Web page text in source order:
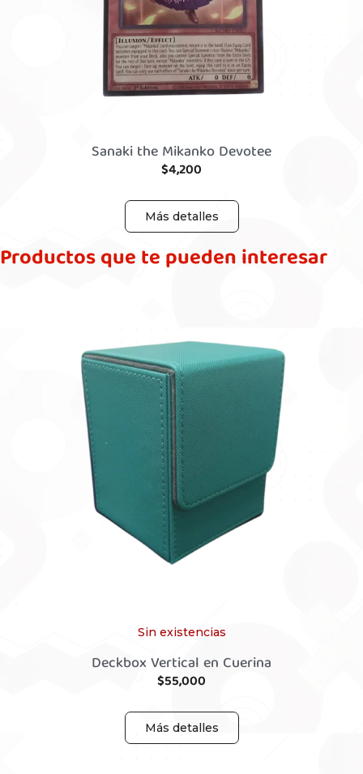
Sanaki the Mikanko Devotee
$4,200
Más detalles
Productos que te pueden interesar
Sin existencias
Deckbox Vertical en Cuerina
$55,000
Más detalles